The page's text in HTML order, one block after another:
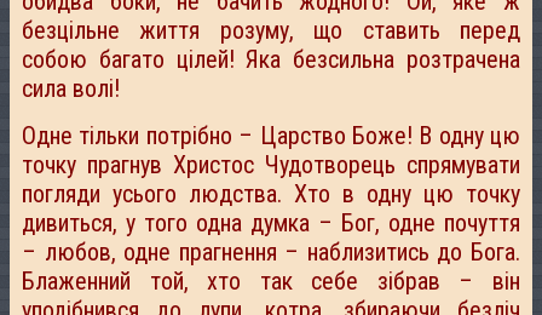
безцільне життя розуму, що ставить перед
собою багато цілей! Яка безсильна розтрачена
сила волі!
Одне тільки потрібно – Царство Боже! В одну цю
точку прагнув Христос Чудотворець спрямувати
погляди усього людства. Хто в одну цю точку
дивиться, у того одна думка – Бог, одне почуття
– любов, одне прагнення – наблизитись до Бога.
Блаженний той, хто так себе зібрав – він